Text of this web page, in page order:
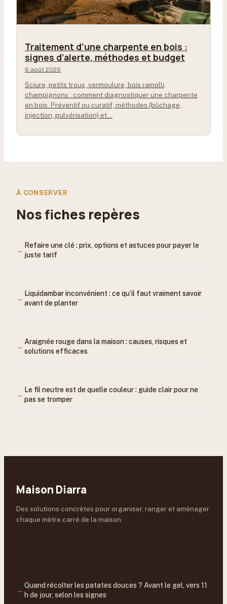
Traitement d’une charpente en bois :
signes d’alerte, méthodes et budget
6 août 2026
Sciure, petits trous, vermoulure, bois ramolli,
champignons : comment diagnostiquer une charpente
en bois. Préventif ou curatif, méthodes (bûchage,
injection, pulvérisation) et…
À CONSERVER
Nos fiches repères
Refaire une clé : prix, options et astuces pour payer le
juste tarif
Liquidambar inconvénient : ce qu’il faut vraiment savoir
avant de planter
Araignée rouge dans la maison : causes, risques et
solutions efficaces
Le fil neutre est de quelle couleur : guide clair pour ne
pas se tromper
Maison Diarra
Des solutions concrètes pour organiser, ranger et aménager
chaque mètre carré de la maison.
Quand récolter les patates douces ? Avant le gel, vers 11
h de jour, selon les signes